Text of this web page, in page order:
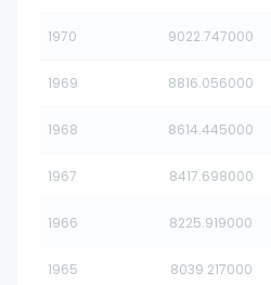
1970 9022.747000
1969 8816.056000
1968 8614.445000
1967 8417.698000
1966 8225.919000
1965 8039.217000